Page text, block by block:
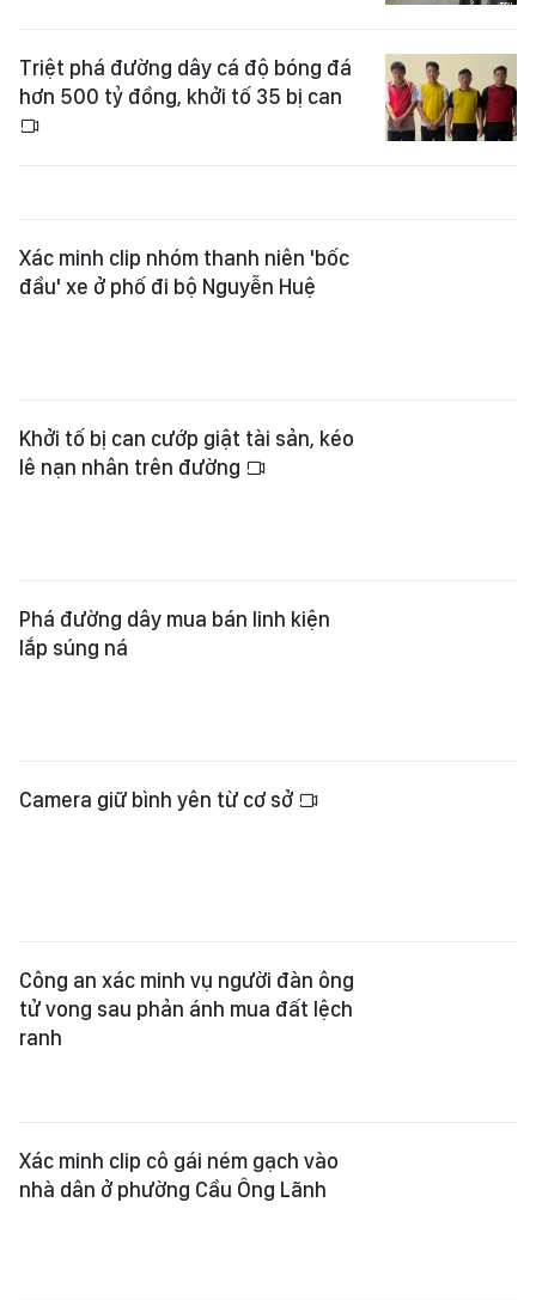
Triệt phá đường dây cá độ bóng đá
hơn 500 tỷ đồng, khởi tố 35 bị can
Xác minh clip nhóm thanh niên 'bốc
đầu' xe ở phố đi bộ Nguyễn Huệ
Khởi tố bị can cướp giật tài sản, kéo
lê nạn nhân trên đường
Phá đường dây mua bán linh kiện
lắp súng ná
Camera giữ bình yên từ cơ sở
Công an xác minh vụ người đàn ông
tử vong sau phản ánh mua đất lệch
ranh
Xác minh clip cô gái ném gạch vào
nhà dân ở phường Cầu Ông Lãnh